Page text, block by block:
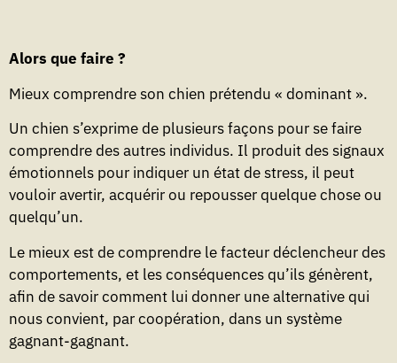
Alors que faire ?
Mieux comprendre son chien prétendu « dominant ».
Un chien s’exprime de plusieurs façons pour se faire
comprendre des autres individus. Il produit des signaux
émotionnels pour indiquer un état de stress, il peut
vouloir avertir, acquérir ou repousser quelque chose ou
quelqu’un.
Le mieux est de comprendre le facteur déclencheur des
comportements, et les conséquences qu’ils génèrent,
afin de savoir comment lui donner une alternative qui
nous convient, par coopération, dans un système
gagnant-gagnant.